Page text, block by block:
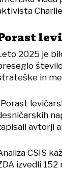
2025 je
in
avtorji
CSIS
izvedli 152